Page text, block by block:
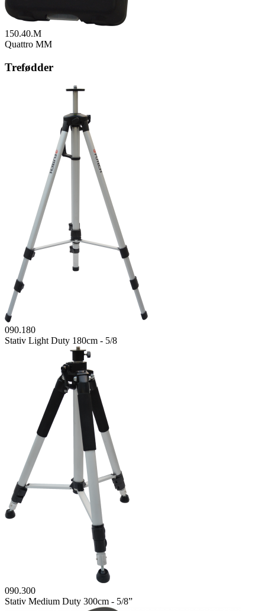
150.40.M
Quattro MM
Trefødder
090.180
Stativ Light Duty 180cm - 5/8
090.300
Stativ Medium Duty 300cm - 5/8”